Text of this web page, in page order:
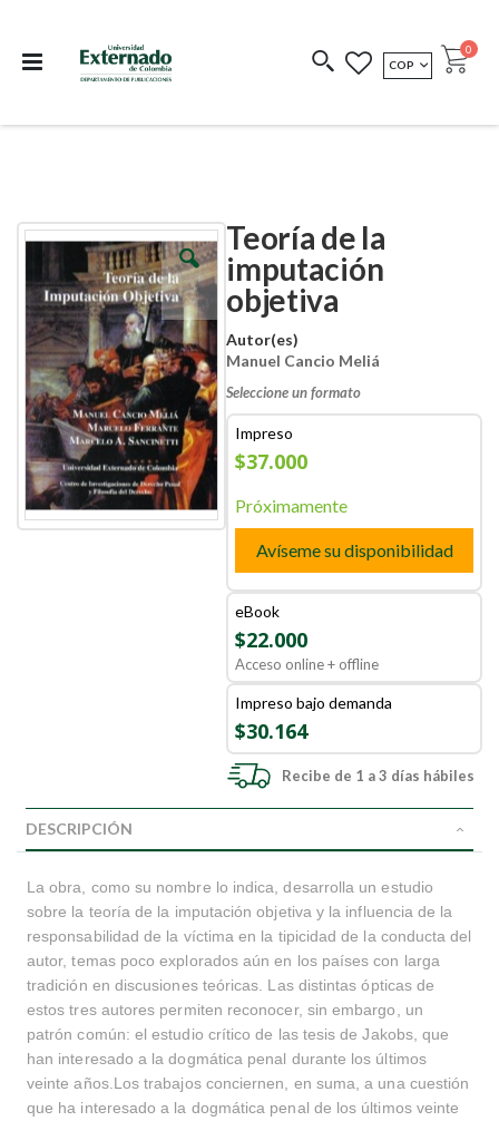
COEDICIONES REDIMIR CÓDIGO
MONEDA
COP Cart
0
Teoría de la
imputación
objetiva
Autor(es)
Manuel Cancio Meliá
Seleccione un formato
Impreso
$37.000
Próximamente
Avíseme su disponibilidad
eBook
$22.000
Acceso online + offline
Impreso bajo demanda
$30.164
Recibe de 1 a 3 días hábiles
Skip
end
of
the
images
gallery
Skip
beginning
of
the
images
gallery
DESCRIPCIÓN
La obra, como su nombre lo indica, desarrolla un estudio
sobre la teoría de la imputación objetiva y la influencia de la
responsabilidad de la víctima en la tipicidad de la conducta del
autor, temas poco explorados aún en los países con larga
tradición en discusiones teóricas. Las distintas ópticas de
estos tres autores permiten reconocer, sin embargo, un
patrón común: el estudio crítico de las tesis de Jakobs, que
han interesado a la dogmática penal durante los últimos
veinte años.Los trabajos conciernen, en suma, a una cuestión
que ha interesado a la dogmática penal de los últimos veinte